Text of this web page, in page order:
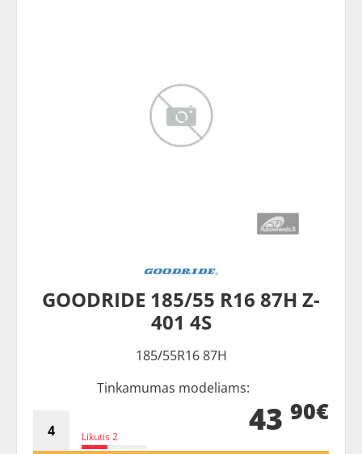
GOODRIDE 185/55 R16 87H Z-
401 4S
185/55R16 87H
Tinkamumas modeliams:
Likutis 2 43 90€